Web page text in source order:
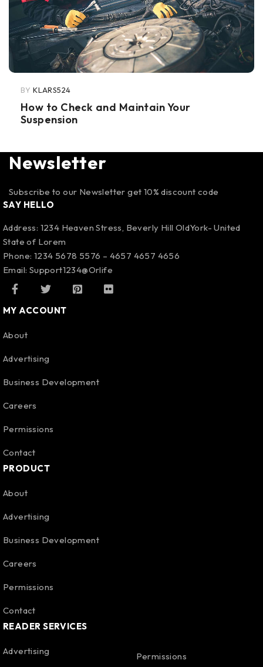
BY KLARS524
How to Check and Maintain Your
Suspension
Newsletter
Subscribe to our Newsletter get 10% discount code
SAY HELLO
Address: 1234 Heaven Stress, Beverly Hill OldYork- United
State of Lorem
Phone: 1234 5678 5576 – 4657 4657 4656
Email: Support1234@Orlife
MY ACCOUNT
About
Advertising
Business Development
Careers
Permissions
Contact
PRODUCT
About
Advertising
Business Development
Careers
Permissions
Contact
READER SERVICES
Advertising Permissions